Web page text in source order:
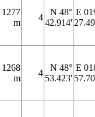
1277
m
4
N 48°
42.914'
E
1268
m
4
N 48°
53.423'
E